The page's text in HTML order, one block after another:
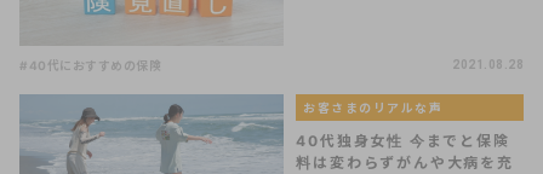
#40代におすすめの保険 2021.08.28
お客さまのリアルな声
40代独身女性 今までと保険
料は変わらずがんや大病を充